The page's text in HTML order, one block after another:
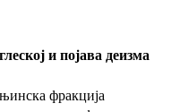
и појава деизма
фракција